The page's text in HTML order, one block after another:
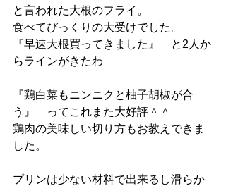
と言われた大根のフライ。
食べてびっくりの大受けでした。
『早速大根買ってきました』　と2人か
らラインがきたわ
『鶏白菜もニンニクと柚子胡椒が合
う』　ってこれまた大好評＾＾
鶏肉の美味しい切り方もお教えできま
した。
プリンは少ない材料で出来るし滑らか